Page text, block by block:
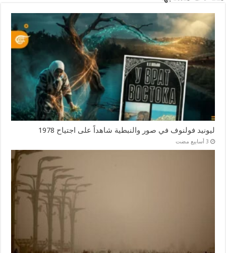
ليونيد فولنوف في صور والنبطية شاهداً على اجتياح 1978